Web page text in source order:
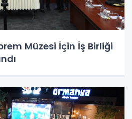
Müzesi İçin İş Birliği